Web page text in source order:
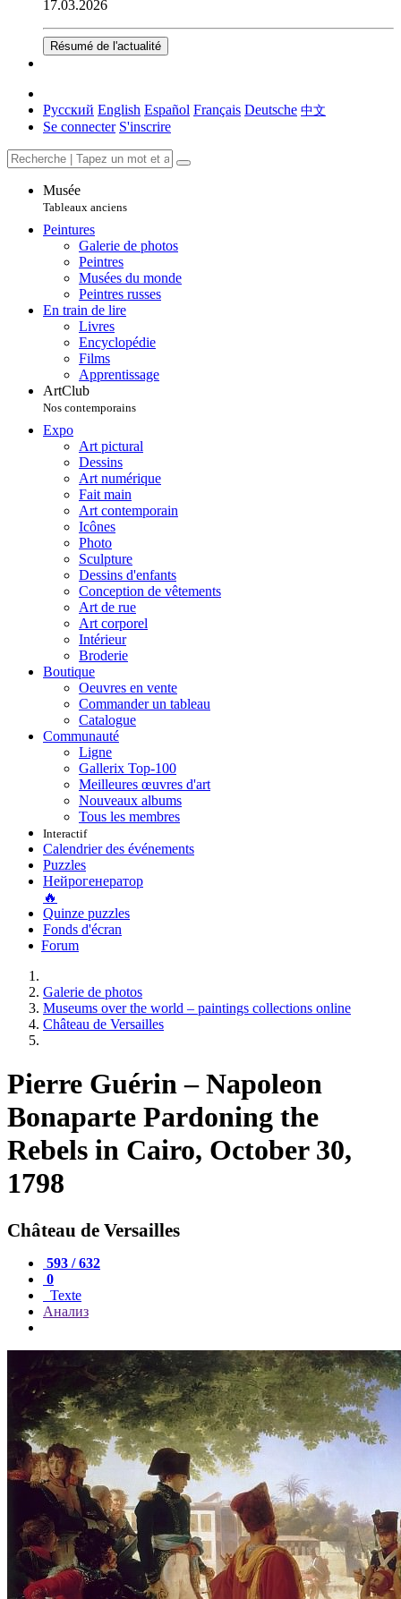
17.03.2026
Résumé de l'actualité
Русский English Español Français Deutsche 中文
Se connecter S'inscrire
Musée
Tableaux anciens
Peintures
Galerie de photos
Peintres
Musées du monde
Peintres russes
En train de lire
Livres
Encyclopédie
Films
Apprentissage
ArtClub
Nos contemporains
Expo
Art pictural
Dessins
Art numérique
Fait main
Art contemporain
Icônes
Photo
Sculpture
Dessins d'enfants
Conception de vêtements
Art de rue
Art corporel
Intérieur
Broderie
Boutique
Oeuvres en vente
Commander un tableau
Catalogue
Communauté
Ligne
Gallerix Top-100
Meilleures œuvres d'art
Nouveaux albums
Tous les membres
Interactif
Calendrier des événements
Puzzles
Нейрогенератор
🔥
Quinze puzzles
Fonds d'écran
Forum
Galerie de photos
Museums over the world – paintings collections online
Château de Versailles
Pierre Guérin – Napoleon
Bonaparte Pardoning the
Rebels in Cairo, October 30,
1798
Château de Versailles
593 / 632
0
Texte
Анализ